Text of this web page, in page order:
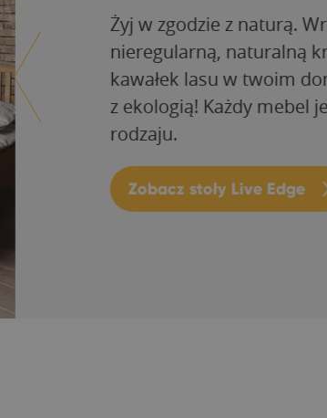
Żyj w zgodzie z naturą.
nieregularną, naturalną
kawałek lasu w twoim
z ekologią! Każdy mebel
rodzaju.
Zobacz stoły Live Edge